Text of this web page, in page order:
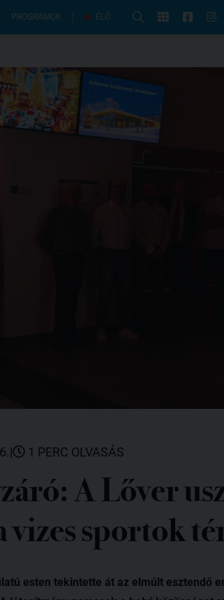
PROGRAMOK ÉLŐ
| 1 PERC OLVASÁS
A Lőver
vizes sportok
esten tekintette át az elmúlt esztendő